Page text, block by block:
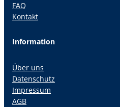
FAQ
Kontakt
Information
Über uns
Datenschutz
Impressum
AGB